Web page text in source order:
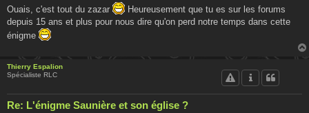
s
a
g
e
Ouais, c'est tout du zazar
Heureusement que tu es sur les forums
depuis 15 ans et plus pour nous dire qu'on perd notre temps dans cette
énigme
Thierry Espalion
Spécialiste RLC
Re: L'énigme Saunière et son église ?